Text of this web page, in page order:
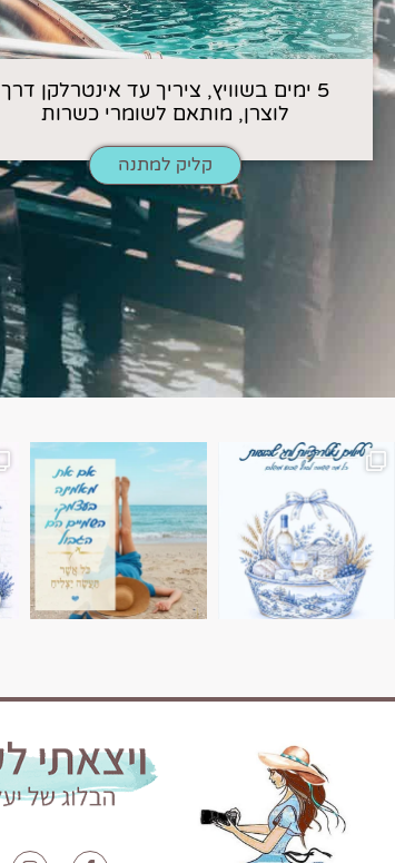
5 ימים בשוויץ, ציריך עד אינטרלקן דרך
לוצרן, מותאם לשומרי כשרות
קליק למתנה
השמים הם הגבול 💙🩵